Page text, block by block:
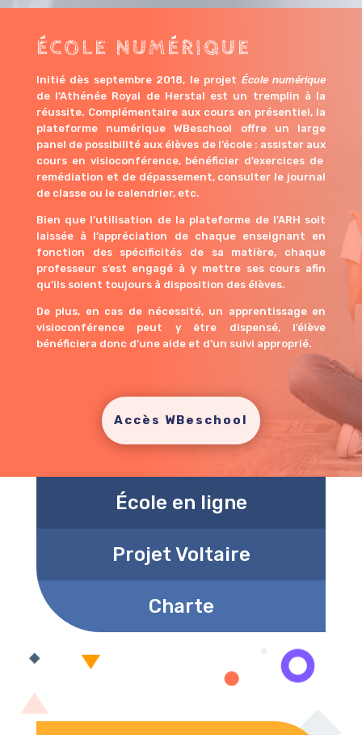
ÉCOLE NUMÉRIQUE
Initié dès septembre 2018, le projet École numérique
de l’Athénée Royal de Herstal est un tremplin à la
réussite. Complémentaire aux cours en présentiel, la
plateforme numérique WBeschool offre un large
panel de possibilité aux élèves de l’école : assister aux
cours en visioconférence, bénéficier d’exercices de
remédiation et de dépassement, consulter le journal
de classe ou le calendrier, etc.
Bien que l’utilisation de la plateforme de l’ARH soit
laissée à l’appréciation de chaque enseignant en
fonction des spécificités de sa matière, chaque
professeur s’est engagé à y mettre ses cours afin
qu’ils soient toujours à disposition des élèves.
De plus, en cas de nécessité, un apprentissage en
visioconférence peut y être dispensé, l’élève
bénéficiera donc d’une aide et d’un suivi approprié.
Accès WBeschool
École en ligne
Projet Voltaire
Charte